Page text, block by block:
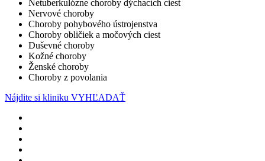
Netuberkulózne choroby dýchacích ciest
Nervové choroby
Choroby pohybového ústrojenstva
Choroby obličiek a močových ciest
Duševné choroby
Kožné choroby
Ženské choroby
Choroby z povolania
Nájdite si kliniku VYHĽADAŤ